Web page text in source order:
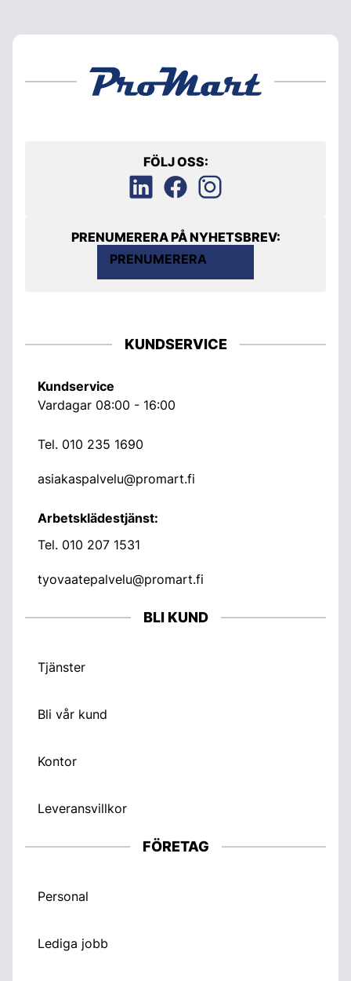
FÖLJ OSS:
PRENUMERERA PÅ NYHETSBREV:
PRENUMERERA
KUNDSERVICE
Kundservice
Vardagar 08:00 - 16:00
Tel. 010 235 1690
asiakaspalvelu@promart.fi
Arbetsklädestjänst:
Tel. 010 207 1531
tyovaatepalvelu@promart.fi
BLI KUND
Tjänster
Bli vår kund
Kontor
Leveransvillkor
FÖRETAG
Personal
Lediga jobb